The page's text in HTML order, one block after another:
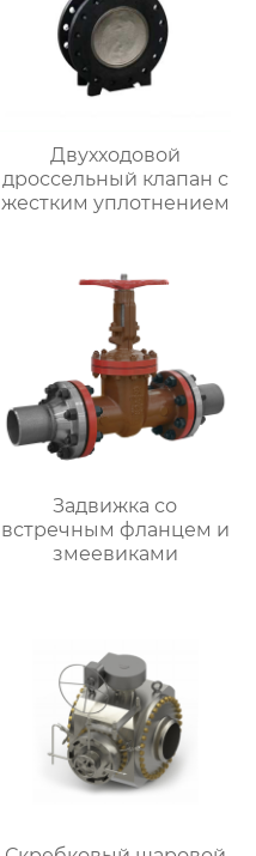
Двухходовой
дроссельный клапан с
жестким уплотнением
Задвижка со
встречным фланцем и
змеевиками